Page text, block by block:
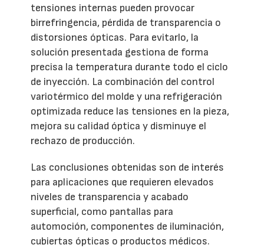
tensiones internas pueden provocar
birrefringencia, pérdida de transparencia o
distorsiones ópticas. Para evitarlo, la
solución presentada gestiona de forma
precisa la temperatura durante todo el ciclo
de inyección. La combinación del control
variotérmico del molde y una refrigeración
optimizada reduce las tensiones en la pieza,
mejora su calidad óptica y disminuye el
rechazo de producción.
Las conclusiones obtenidas son de interés
para aplicaciones que requieren elevados
niveles de transparencia y acabado
superficial, como pantallas para
automoción, componentes de iluminación,
cubiertas ópticas o productos médicos.